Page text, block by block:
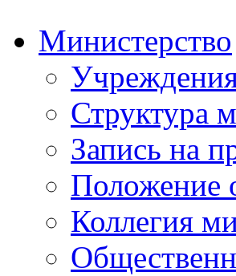
Министерство
Структура
Запись на
Положение
Коллегия